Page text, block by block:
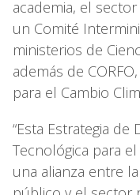
academia, el
un Comité
ministerios de
además de
para el Cambio
“Esta Estrategia
Tecnológica para
una alianza entre